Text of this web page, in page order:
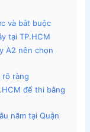
và bắt buộc
tại TP.HCM
A2 nên chọn
rõ ràng
để thi bằng
năm tại Quận